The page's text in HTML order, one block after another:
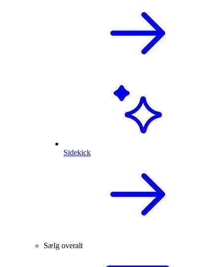
Sidekick
Sælg overalt